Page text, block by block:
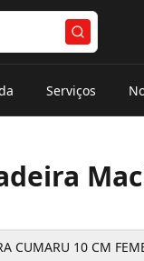
Serviços
CUMARU 10 CM